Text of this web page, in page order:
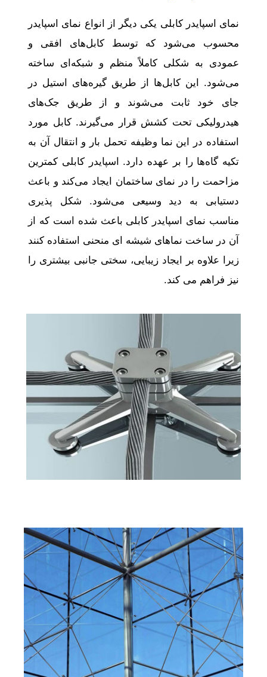
نمای اسپایدر کابلی یکی دیگر از انواع نمای اسپایدر
محسوب می‌شود که توسط کابل‌های افقی و
عمودی به شکلی کاملاً منظم و شبکه‌ای ساخته
می‌شود. این کابل‌ها از طریق گیره‌های استیل در
جای خود ثابت می‌شوند و از طریق جک‌های
هیدرولیکی تحت کشش قرار می‌گیرند. کابل مورد
استفاده در این نما وظیفه تحمل بار و انتقال آن به
تکیه گاه‌ها را بر عهده دارد. اسپایدر کابلی کمترین
مزاحمت را در نمای ساختمان ایجاد می‌کند و باعث
دستیابی به دید وسیعی می‌شود. شکل پذیری
مناسب نمای اسپایدر کابلی باعث شده است که از
آن در ساخت نماهای شیشه ای منحنی استفاده کنند
زیرا علاوه بر ایجاد زیبایی، سختی جانبی بیشتری را
نیز فراهم می کند.